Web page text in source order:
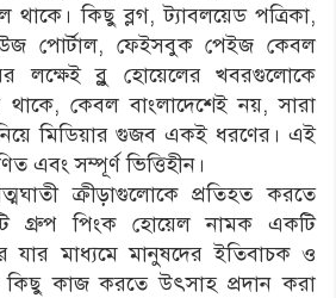
থাকে। কিছু ব্লগ, ট্যাবলয়েড পত্রিকা,
পোর্টাল, ফেইসবুক পেইজ কেবল
লক্ষেই ব্লু হোয়েলের খবরগুলোকে
থাকে, কেবল বাংলাদেশেই নয়, সারা
নিয়ে মিডিয়ার গুজব একই ধরণের। এই
এবং সম্পূর্ণ ভিত্তিহীন।
ক্রীড়াগুলোকে প্রতিহত করতে
গ্রুপ পিংক হোয়েল নামক একটি
যার মাধ্যমে মানুষদের ইতিবাচক ও
কিছু কাজ করতে উৎসাহ প্রদান করা